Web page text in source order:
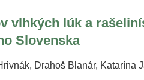
vlhkých lúk a
Slovenska
Drahoš Blanár, Katarína